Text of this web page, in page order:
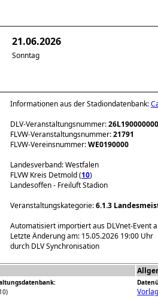
21.06.2026
Sonntag
Informationen aus der Stadiondatenbank:
DLV-Veranstaltungsnummer:
FLVW-Veranstaltungsnummer:21791
FLVW-Vereinsnummer:WE0190000
Landesverband: Westfalen
FLVW Kreis Detmold (10)
Landesoffen - Freiluft Stadion
Veranstaltungskategorie:6.1.3
Automatisiert importiert aus DLVnet-Event
Letzte Änderung am: 15.05.2026 19:00 Uhr
durch DLV Synchronisation